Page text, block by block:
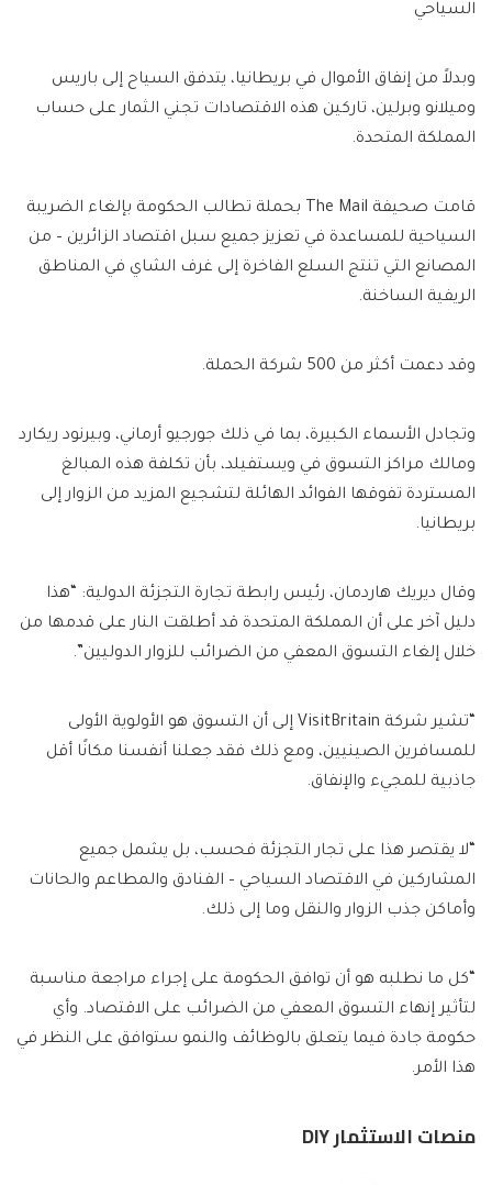
السياحي
وبدلاً من إنفاق الأموال في بريطانيا، يتدفق السياح إلى باريس
وميلانو وبرلين، تاركين هذه الاقتصادات تجني الثمار على حساب
المملكة المتحدة.
قامت صحيفة The Mail بحملة تطالب الحكومة بإلغاء الضريبة
السياحية للمساعدة في تعزيز جميع سبل اقتصاد الزائرين – من
المصانع التي تنتج السلع الفاخرة إلى غرف الشاي في المناطق
الريفية الساخنة.
وقد دعمت أكثر من 500 شركة الحملة.
وتجادل الأسماء الكبيرة، بما في ذلك جورجيو أرماني، وبيرنود ريكارد
ومالك مراكز التسوق في ويستفيلد، بأن تكلفة هذه المبالغ
المستردة تفوقها الفوائد الهائلة لتشجيع المزيد من الزوار إلى
بريطانيا.
وقال ديريك هاردمان، رئيس رابطة تجارة التجزئة الدولية: “هذا
دليل آخر على أن المملكة المتحدة قد أطلقت النار على قدمها من
خلال إلغاء التسوق المعفي من الضرائب للزوار الدوليين”.
“تشير شركة VisitBritain إلى أن التسوق هو الأولوية الأولى
للمسافرين الصينيين، ومع ذلك فقد جعلنا أنفسنا مكانًا أقل
جاذبية للمجيء والإنفاق.
“لا يقتصر هذا على تجار التجزئة فحسب، بل يشمل جميع
المشاركين في الاقتصاد السياحي – الفنادق والمطاعم والحانات
وأماكن جذب الزوار والنقل وما إلى ذلك.
“كل ما نطلبه هو أن توافق الحكومة على إجراء مراجعة مناسبة
لتأثير إنهاء التسوق المعفي من الضرائب على الاقتصاد. وأي
حكومة جادة فيما يتعلق بالوظائف والنمو ستوافق على النظر في
هذا الأمر.
منصات الاستثمار DIY